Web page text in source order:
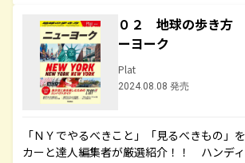
０２ 地球の歩き方
ーヨーク
Plat
2024.08.08 発売
「ＮＹでやるべきこと」「見るべきもの」
カーと達人編集者が厳選紹介！！ ハンディ